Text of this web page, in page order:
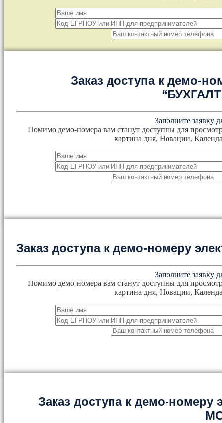
Заказ доступа к демо-
Заполните заявку
Помимо демо-номера вам станут доступны для
картина дня, Новации,
Заказ доступа к демо-номеру
Заполните заявку
Помимо демо-номера вам станут доступны для
картина дня, Новации,
Заказ доступа к демо-номеру